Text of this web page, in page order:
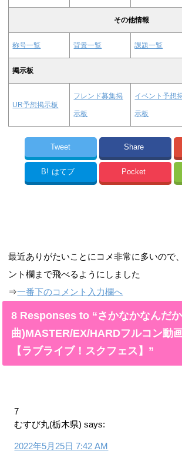
その他情報
称号一覧 背景一覧 課題一覧
掲示板
UR予想掲示板
フレンド募集掲
示板
イベント予想
示板
Tweet Share
B! はてブ Pocket
最近ありがたいことにコメ非常に多いので
ント欄まで飛べるようにしました
⇒一番下のコメント入力欄へ
8 Responses to “さかなかなんだ
曲)MASTER/EX/HARDフルコン動
【ラブライブ！スクフェス】”
7
むすび丸(栃木県) says:
2022年5月25日 7:42 AM